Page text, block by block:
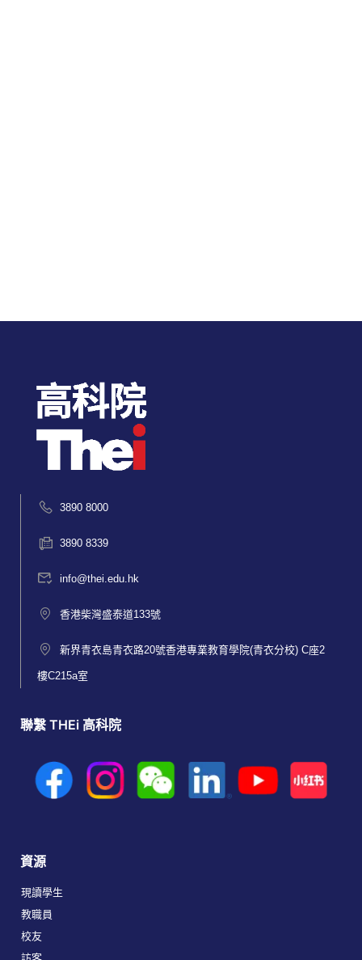
3890 8000
3890 8339
info@thei.edu.hk
香港柴灣盛泰道133號
新界青衣島青衣路20號香港專業教育學院(青衣分校) C座2
樓C215a室
聯繫 THEi 高科院
資源
現讀學生
教職員
校友
訪客